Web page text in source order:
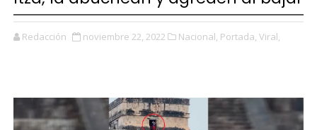
Redacción noviembre 22, 2022 Nacional, Portada, Viral,